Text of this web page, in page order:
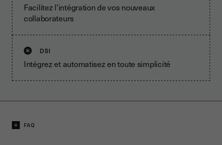
Facilitez l'intégration de vos nouveaux
collaborateurs
DSI
Intégrez et automatisez en toute simplicité
FAQ